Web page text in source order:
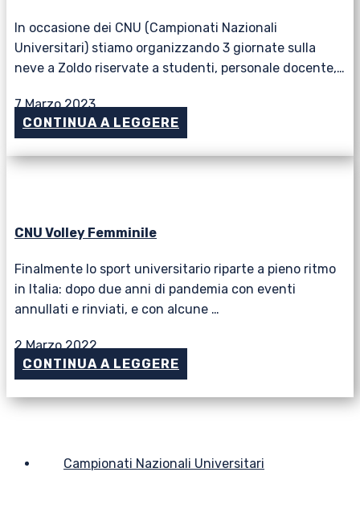
In occasione dei CNU (Campionati Nazionali
Universitari) stiamo organizzando 3 giornate sulla
neve a Zoldo riservate a studenti, personale docente,…
7 Marzo 2023
CONTINUA A LEGGERE
CNU Volley Femminile
Finalmente lo sport universitario riparte a pieno ritmo
in Italia: dopo due anni di pandemia con eventi
annullati e rinviati, e con alcune …
2 Marzo 2022
CONTINUA A LEGGERE
Campionati Nazionali Universitari